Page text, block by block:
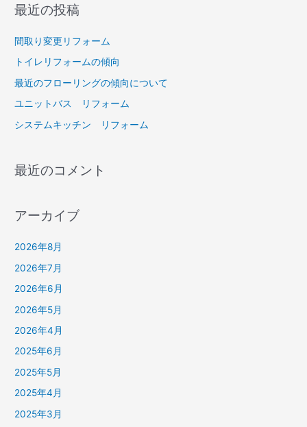
象
最近の投稿
間取り変更リフォーム
トイレリフォームの傾向
最近のフローリングの傾向について
ユニットバス リフォーム
システムキッチン リフォーム
最近のコメント
アーカイブ
2026年8月
2026年7月
2026年6月
2026年5月
2026年4月
2025年6月
2025年5月
2025年4月
2025年3月